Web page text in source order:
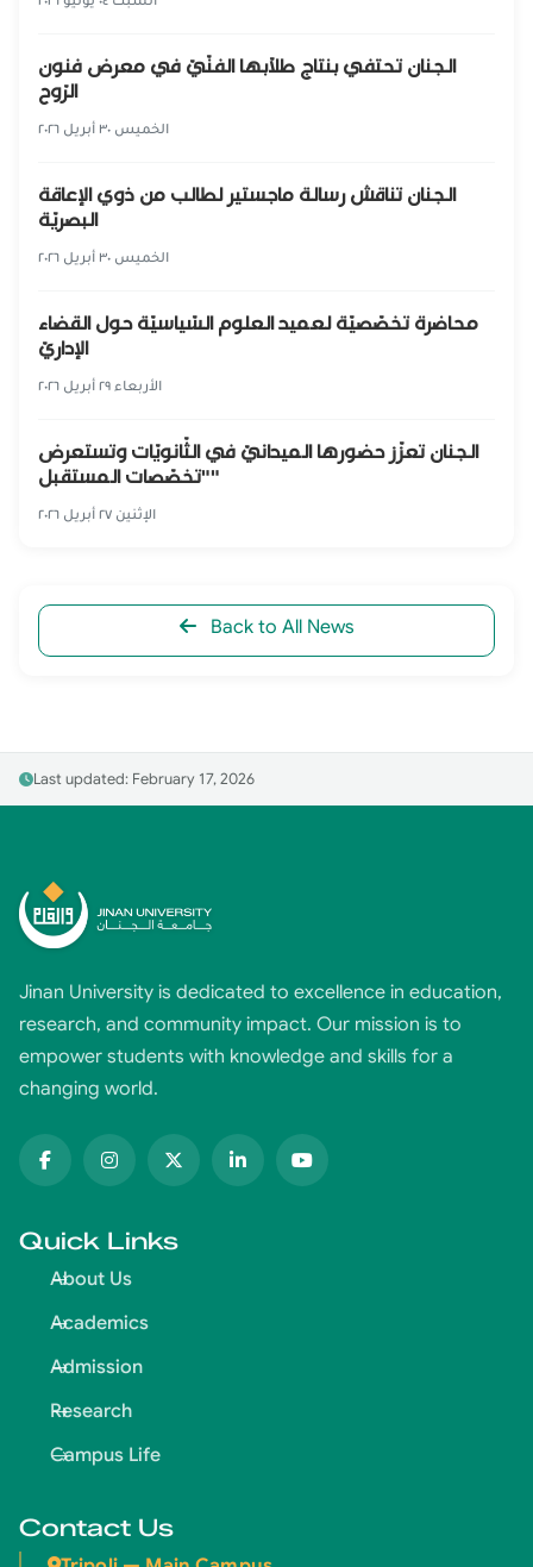
الجنان تحتفي بنتاج طلّابها الفنّيّ في معرض فنون
الرّوح
الخميس ٣٠ أبريل ٢٠٢٦
الجنان تناقش رسالة ماجستير لطالب من ذوي الإعاقة
البصريّة
الخميس ٣٠ أبريل ٢٠٢٦
محاضرة تخصّصيّة لعميد العلوم السّياسيّة حول القضاء
الإداريّ
الأربعاء ٢٩ أبريل ٢٠٢٦
الجنان تعزّز حضورها الميدانيّ في الثّانويّات وتستعرض
"تخصّصات المستقبل"
الإثنين ٢٧ أبريل ٢٠٢٦
Back to All News
Last updated: February 17, 2026
Jinan University is dedicated to excellence in education,
research, and community impact. Our mission is to
empower students with knowledge and skills for a
changing world.
Quick Links
About Us
Academics
Admission
Research
Campus Life
Contact Us